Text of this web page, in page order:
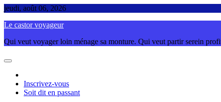
Skip
content
jeudi, août 06, 2026
Le castor voyageur
Qui veut voyager loin ménage sa monture. Qui veut partir serein
Inscrivez-vous
Soit dit en passant